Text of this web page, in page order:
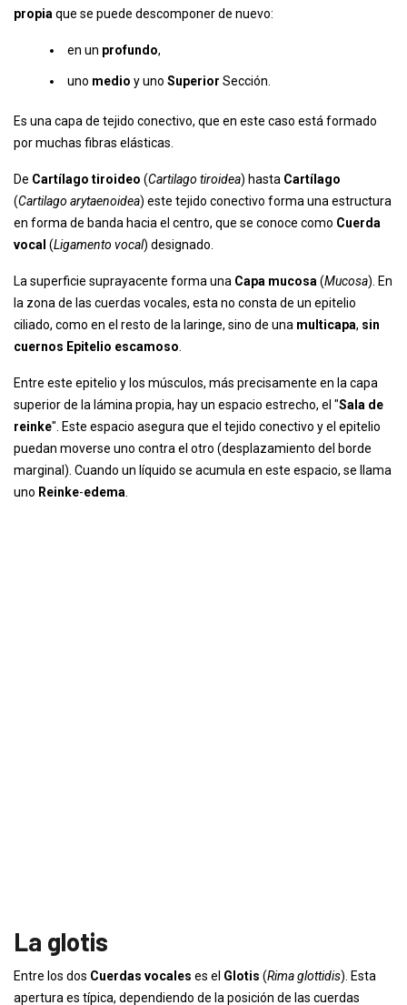
propia que se puede descomponer de nuevo:
en un profundo,
uno medio y uno Superior Sección.
Es una capa de tejido conectivo, que en este caso está formado
por muchas fibras elásticas.
De Cartílago tiroideo (Cartilago tiroidea) hasta Cartílago
(Cartilago arytaenoidea) este tejido conectivo forma una estructura
en forma de banda hacia el centro, que se conoce como Cuerda
vocal (Ligamento vocal) designado.
La superficie suprayacente forma una Capa mucosa (Mucosa). En
la zona de las cuerdas vocales, esta no consta de un epitelio
ciliado, como en el resto de la laringe, sino de una multicapa, sin
cuernos Epitelio escamoso
Entre este epitelio y los músculos, más precisamente en la capa
superior de la lámina propia, hay un espacio estrecho, el "Sala de
reinke". Este espacio asegura que el tejido conectivo y el epitelio
puedan moverse uno contra el otro (desplazamiento del borde
marginal). Cuando un líquido se acumula en este espacio, se llama
uno Reinke-edema
La glotis
Entre los dos Cuerdas vocales es el Glotis (Rima glottidis). Esta
apertura es típica, dependiendo de la posición de las cuerdas